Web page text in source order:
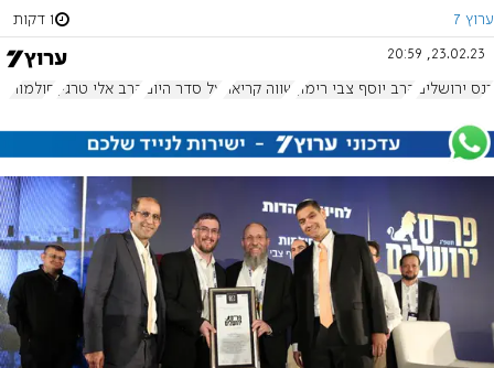
ערוץ 7 1 דקות
23.02.23, 20:59
כנס ירושלים הרב יוסף צבי רימון שווה קריאה על סדר היום הרב אלי טרגין סולמות